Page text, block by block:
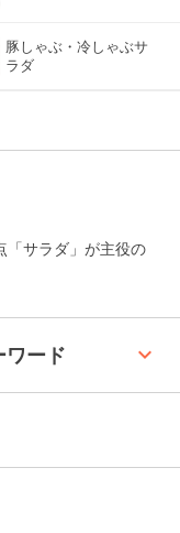
豚しゃぶ・冷しゃぶサ
ラダ
「サラダ」が主役の
ワード keyboard_arrow_up